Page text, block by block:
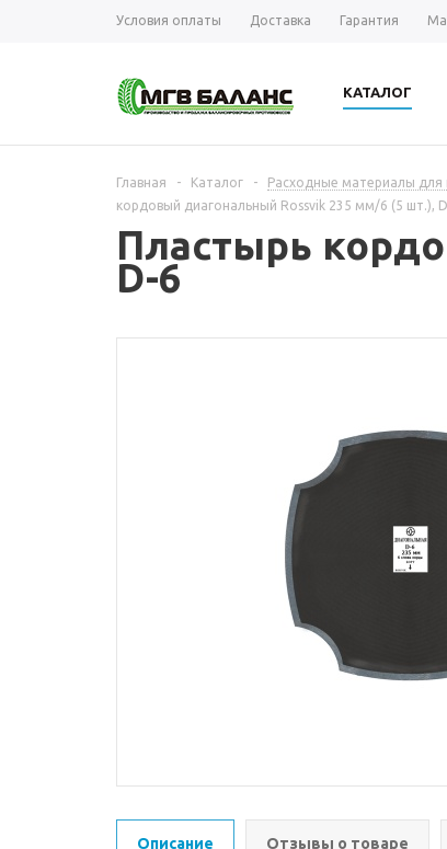
Условия оплаты Доставка Гарантия
КАТАЛОГ
Главная - Каталог - Расходные материалы
кордовый диагональный Rossvik 235 мм/6 (5 шт.),
Пластырь
D-6
Описание Отзывы о товаре